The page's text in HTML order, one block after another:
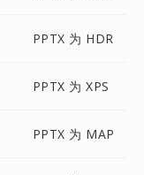
PPTX 为 HDR
PPTX 为 XPS
PPTX 为 MAP